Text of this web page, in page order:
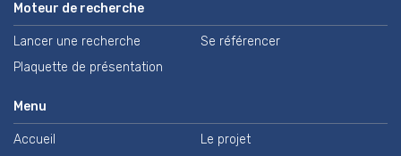
Moteur de recherche
Lancer une recherche
Se référencer
Plaquette de présentation
Menu
Accueil
Le projet